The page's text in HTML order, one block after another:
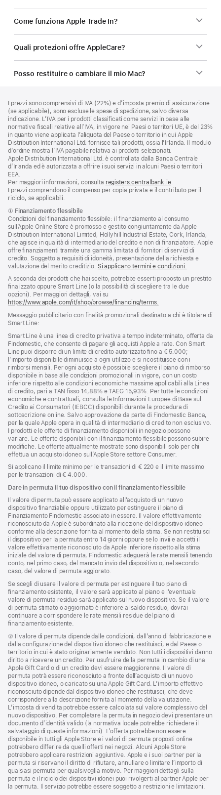
Come funziona Apple Trade In?
Quali protezioni offre AppleCare?
Posso restituire o cambiare il mio Mac?
di
pagina
a
piè
di
pagina
I prezzi sono comprensivi di IVA (22%) e d’imposta premio di assicurazione
(se applicabile), sono escluse le spese di spedizione, salvo diversa
indicazione. L’IVA per i prodotti classificati come servizi in base alle
normative fiscali relative all’IVA, in vigore nei Paesi o territori UE, è del 23%
in quanto viene applicata l’aliquota del Paese o territorio in cui Apple
Distribution International Ltd. fornisce tali prodotti, ossia l’Irlanda. Il modulo
d’ordine mostra l’IVA pagabile relativa ai prodotti selezionati.
Apple Distribution International Ltd. è controllata dalla Banca Centrale
d’Irlanda ed è autorizzata a offrire i suoi servizi in alcuni Paesi o territori
EEA.
Per maggiori informazioni, consulta registers.centralbank.ie.
I prezzi comprendono il compenso per copia privata e il contributo per il
riciclo, se applicabili.
Nota
① Finanziamento flessibile
Condizioni del finanziamento flessibile: il finanziamento al consumo
sull’Apple Online Store è promosso e gestito congiuntamente da Apple
Distribution International Limited, Hollyhill Industrial Estate, Cork, Irlanda,
che agisce in qualità di intermediario del credito e non di finanziatore. Apple
offre finanziamenti tramite una gamma limitata di fornitori di servizi di
credito. Soggetto a requisiti di idoneità, presentazione della richiesta e
valutazione del merito creditizio. Si applicano termini e condizioni.
A seconda dei prodotti che hai scelto, potrebbe esserti proposto un prestito
finalizzato oppure Smart Line (o la possibilità di scegliere tra le due
opzioni). Per maggiori dettagli, vai su
https://www.apple.com/it/shop/browse/financing/terms.
Messaggio pubblicitario con finalità promozionali destinato a chi è titolare di
Smart Line:
Smart Line è una linea di credito privativa a tempo indeterminato, offerta da
Findomestic, che consente di pagare gli acquisti Apple a rate. Con Smart
Line puoi disporre di un limite di credito autorizzato fino a € 5.000;
l’importo disponibile diminuisce a ogni utilizzo e si ricostituisce con i
rimborsi mensili. Per ogni acquisto è possibile scegliere il piano di rimborso
disponibile in base alle condizioni promozionali in vigore, con un costo
inferiore rispetto alle condizioni economiche massime applicabili alla Linea
di credito, pari a TAN fisso 14,88% e TAEG 15,93%. Per tutte le condizioni
economiche e contrattuali, consulta le Informazioni Europee di Base sul
Credito ai Consumatori (IEBCC) disponibili durante la procedura di
sottoscrizione online. Salvo approvazione da parte di Findomestic Banca,
per la quale Apple opera in qualità di intermediario di credito non esclusivo.
I prodotti e le offerte di finanziamento disponibili in negozio possono
variare. Le offerte disponibili con il finanziamento flessibile possono subire
modifiche. Le offerte attualmente mostrate sono disponibili solo per chi
effettua un acquisto idoneo sull’Apple Store settore Consumer.
Si applicano il limite minimo per le transazioni di € 220 e il limite massimo
per le transazioni di € 4.000.
Dare in permuta il tuo dispositivo con il finanziamento flessibile
Il valore di permuta può essere applicato all’acquisto di un nuovo
dispositivo finanziabile oppure utilizzato per estinguere il piano di
Finanziamento Findomestic associato in essere. Il valore effettivamente
riconosciuto da Apple è subordinato alla ricezione del dispositivo idoneo
conforme alla descrizione fornita al momento della stima. Se non restituisci
il dispositivo per la permuta entro 14 giorni oppure se lo invii e accetti il
valore effettivamente riconosciuto da Apple inferiore rispetto alla stima
iniziale del valore di permuta, Findomestic adeguerà le rate mensili tenendo
conto, nel primo caso, del mancato invio del dispositivo o, nel secondo
caso, del valore di permuta aggiorato.
Se scegli di usare il valore di permuta per estinguere il tuo piano di
finanziamento esistente, il valore sarà applicato al piano e l’eventuale
valore di permuta residuo sarà applicato sul nuovo dispositivo. Se il valore
di permuta stimato o aggiornato è inferiore al saldo residuo, dovrai
continuare a corrispondere le rate mensili residue del piano di
finanziamento esistente.
Nota
② Il valore di permuta dipende dalle condizioni, dall’anno di fabbricazione e
dalla configurazione del dispositivo idoneo che restituisci, e dal Paese o
territorio in cui è stato originariamente venduto. Non tutti i dispositivi danno
diritto a ricevere un credito. Per usufruire della permuta in cambio di una
Apple Gift Card o di un credito devi essere maggiorenne. Il valore di
permuta potrà essere riconosciuto a fronte dell’acquisto di un nuovo
dispositivo idoneo, o caricato su una Apple Gift Card. L’importo effettivo
riconosciuto dipende dal dispositivo idoneo che restituisci, che deve
corrispondere alla descrizione fornita al momento della valutazione.
L’imposta di vendita potrebbe essere calcolata sul valore complessivo del
nuovo dispositivo. Per completare la permuta in negozio devi presentare un
documento d’identità valido (la normativa locale potrebbe richiedere il
salvataggio di queste informazioni). L’offerta potrebbe non essere
disponibile in tutti gli Apple Store e i valori di permuta proposti online
potrebbero differire da quelli offerti nei negozi. Alcuni Apple Store
potrebbero applicare restrizioni aggiuntive. Apple e i suoi partner per la
permuta si riservano il diritto di rifiutare, annullare o limitare l’importo di
qualsiasi permuta per qualsivoglia motivo. Per maggiori dettagli sulla
permuta e il riciclo dei dispositivi idonei puoi rivolgerti al partner Apple per
la permuta. Il servizio potrebbe essere soggetto a restrizioni e limitazioni.